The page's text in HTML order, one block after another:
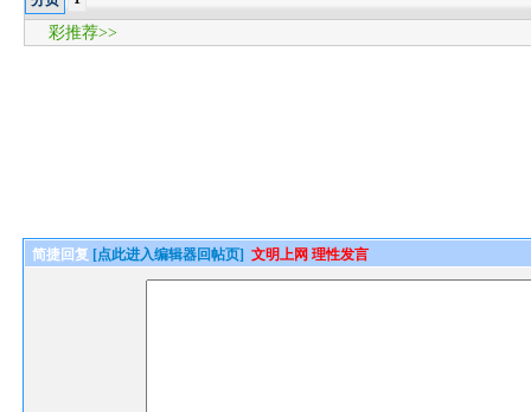
彩推荐>>
简捷回复 [点此进入编辑器回帖页] 文明上网 理性发言